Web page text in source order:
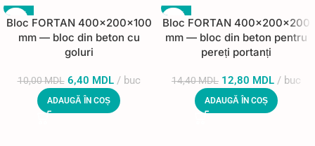
-36%
Bloc FORTAN 400×200×100
mm — bloc din beton cu
goluri
10,00MDL 6,40 MDL buc
ADAUGĂ ÎN COȘ
-11%
Bloc FORTAN 400×200×200
mm — bloc din beton pentru
pereți portanți
14,40MDL 12,80 MDL buc
ADAUGĂ ÎN COȘ